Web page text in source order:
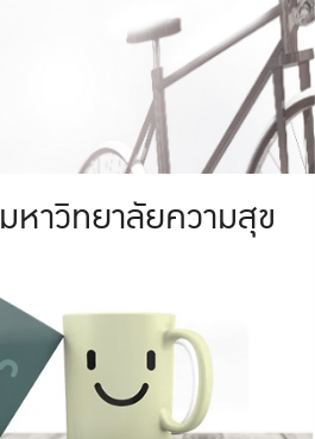
มหาวิทยาลัย
ให้กับประชาชน
มหาวิทยาลัยความสุข